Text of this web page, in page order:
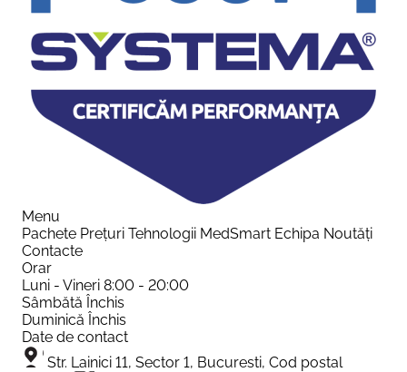
Menu
Pachete Prețuri Tehnologii MedSmart Echipa Noutăți
Contacte
Orar
Luni - Vineri 8:00 - 20:00
Sâmbătă Închis
Duminică Închis
Date de contact
Str. Lainici 11, Sector 1, Bucuresti, Cod postal